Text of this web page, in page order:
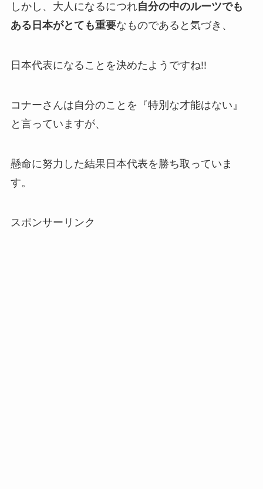
しかし、大人になるにつれ自分の中のルーツでも
ある日本がとても重要なものであると気づき、
日本代表になることを決めたようですね!!
コナーさんは自分のことを『特別な才能はない』
と言っていますが、
懸命に努力した結果日本代表を勝ち取っていま
す。
スポンサーリンク